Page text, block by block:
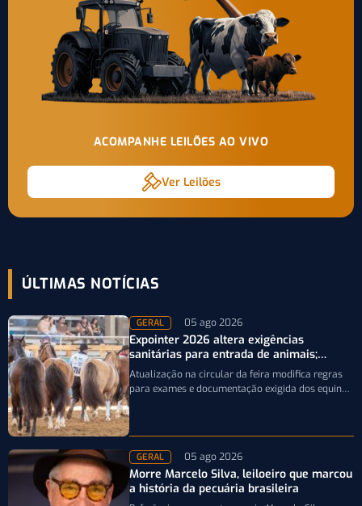
ACOMPANHE LEILÕES AO VIVO
Ver Leilões
ÚLTIMAS NOTÍCIAS
GERAL 05 ago 2026
Expointer 2026 altera exigências
sanitárias para entrada de animais;
entenda
Atualização na circular da feira modifica regras
para exames e documentação exigida dos equinos
GERAL 05 ago 2026
Morre Marcelo Silva, leiloeiro que marcou
a história da pecuária brasileira